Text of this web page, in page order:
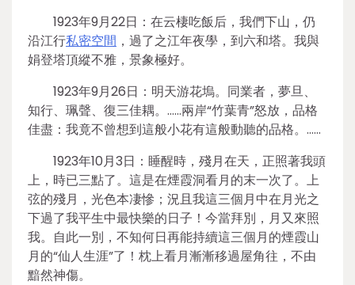
1923年9月22日：在云棲吃飯后，我們下山，仍
沿江行私密空間 ，過了之江年夜學，到六和塔。我與
娟登塔頂縱不雅，景象極好。
1923年9月26日：明天游花塢。同業者，夢旦、
知行、珮聲、復三佳耦。……兩岸“竹葉青”怒放，品格
佳盡：我竟不曾想到這般小花有這般動聽的品格。……
1923年10月3日：睡醒時，殘月在天，正照著我頭
上，時已三點了。這是在煙霞洞看月的末一次了。上
弦的殘月，光色本凄慘；況且我這三個月中在月光之
下過了我平生中最快樂的日子！今當拜別，月又來照
我。自此一別，不知何日再能持續這三個月的煙霞山
月的“仙人生涯”了！枕上看月漸漸移過屋角往，不由
黯然神傷。